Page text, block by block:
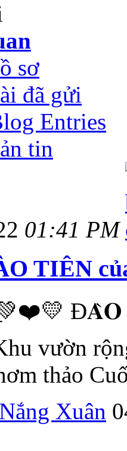
sơ
đã gửi
Entries
tin
01:41 PM
TIÊN
Đ𝐀̀𝐎
vườn
thảo
Nắng Xuân